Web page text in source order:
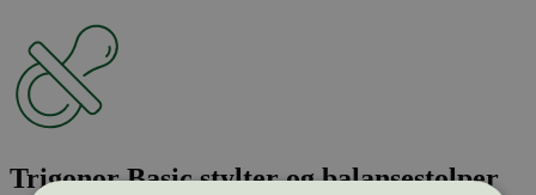
Trigonor Basic stylter og balansestolper